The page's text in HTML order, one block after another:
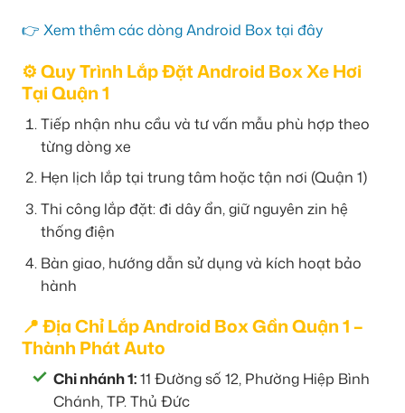
👉 Xem thêm các dòng Android Box tại đây
⚙️ Quy Trình Lắp Đặt Android Box Xe Hơi
Tại Quận 1
Tiếp nhận nhu cầu và tư vấn mẫu phù hợp theo
từng dòng xe
Hẹn lịch lắp tại trung tâm hoặc tận nơi (Quận 1)
Thi công lắp đặt: đi dây ẩn, giữ nguyên zin hệ
thống điện
Bàn giao, hướng dẫn sử dụng và kích hoạt bảo
hành
📍 Địa Chỉ Lắp Android Box Gần Quận 1 –
Thành Phát Auto
Chi nhánh 1:11 Đường số 12, Phường Hiệp Bình
Chánh, TP. Thủ Đức